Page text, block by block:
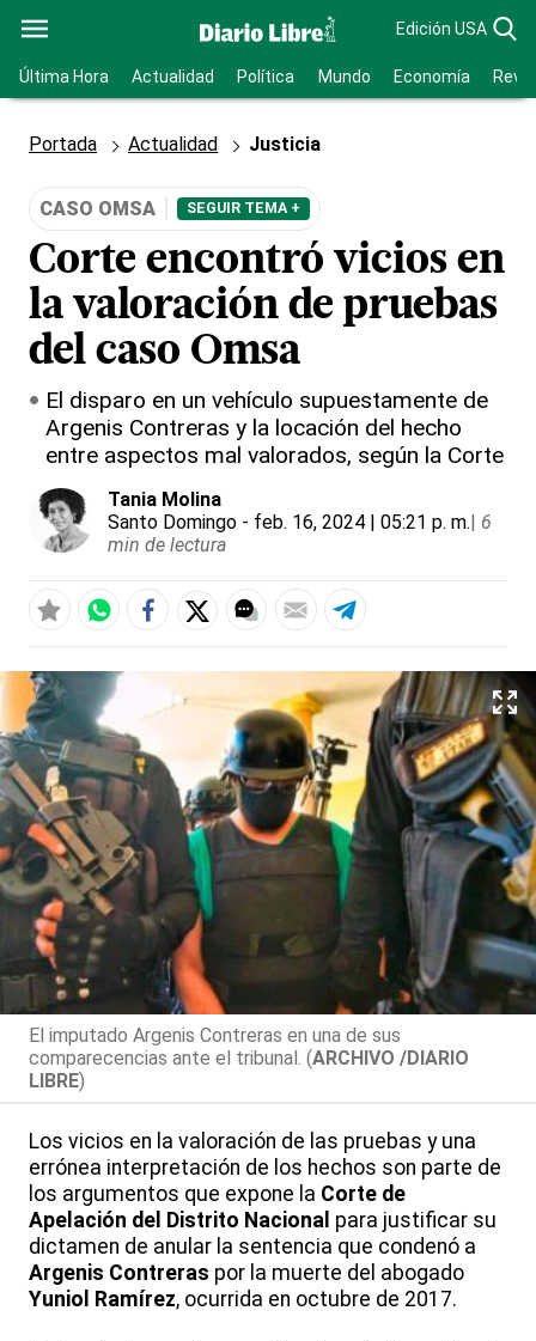
Edición USA
Última Hora Actualidad Política Mundo Economía
Portada Actualidad Justicia
CASO OMSA SEGUIR TEMA +
Corte encontró vicios en
la valoración de pruebas
del caso Omsa
El disparo en un vehículo supuestamente de
Argenis Contreras y la locación del hecho
entre aspectos mal valorados, según la Corte
Tania Molina
Santo Domingo - feb. 16, 2024 | 05:21 p. m.| 6
min de lectura
El imputado Argenis Contreras en una de sus
comparecencias ante el tribunal. (ARCHIVO /DIARIO
LIBRE)
Los vicios en la valoración de las pruebas y una
errónea interpretación de los hechos son parte de
los argumentos que expone la Corte de
Apelación del Distrito Nacional para justificar su
dictamen de anular la sentencia que condenó a
Argenis Contreras por la muerte del abogado
Yuniol Ramírez, ocurrida en octubre de 2017.